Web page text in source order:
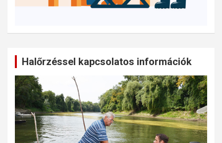
Halőrzéssel kapcsolatos információk